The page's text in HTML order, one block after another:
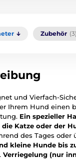
Zubehör (3)
und Vierfach-
Ihrem Hund einen
Ein spezieller
Katze oder der
des Tages
kleine Hunde bis
Verriegelung (nur